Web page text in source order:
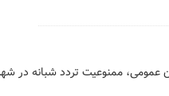
عمومی، ممنوعیت تردد شبانه در